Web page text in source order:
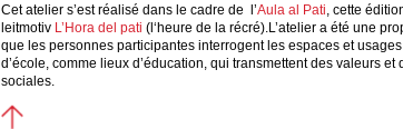
Cet atelier s’est réalisé dans le cadre de l’Aula al Pati , cette
leitmotivL’Hora del pati (l‘heure de la récré).L’atelier a été une
que les personnes participantes interrogent les espaces et
d’école, comme lieux d’éducation, qui transmettent des valeurs et
sociales.